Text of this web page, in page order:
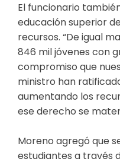
El funcionario
educación superior
recursos. “De igual
846 mil jóvenes con
compromiso que
ministro han
aumentando los
ese derecho se
Moreno agregó que
estudiantes a través